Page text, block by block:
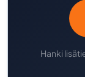
Hanki